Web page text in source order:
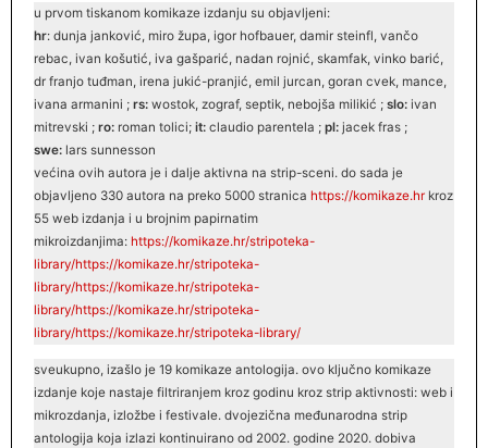
u prvom tiskanom komikaze izdanju su objavljeni:
hr: dunja janković, miro župa, igor hofbauer, damir steinfl, vančo
rebac, ivan košutić, iva gašparić, nadan rojnić, skamfak, vinko barić,
dr franjo tuđman, irena jukić-pranjić, emil jurcan, goran cvek, mance,
ivana armanini ; rs:wostok, zograf, septik, nebojša milikić ; slo:ivan
mitrevski ; ro: roman tolici; it: claudio parentela ; pl:jacek fras ;
swe: lars sunnesson
većina ovih autora je i dalje aktivna na strip-sceni. do sada je
objavljeno 330 autora na preko 5000 stranica https://komikaze.hrkroz
55 web izdanja i u brojnim papirnatim
mikroizdanjima: https://komikaze.hr/stripoteka-
library/https://komikaze.hr/stripoteka-
library/https://komikaze.hr/stripoteka-
library/https://komikaze.hr/stripoteka-
library/https://komikaze.hr/stripoteka-library/
sveukupno, izašlo je 19 komikaze antologija. ovo ključno komikaze
izdanje koje nastaje filtriranjem kroz godinu kroz strip aktivnosti: web i
mikrozdanja, izložbe i festivale. dvojezična međunarodna strip
antologija koja izlazi kontinuirano od 2002. godine 2020. dobiva